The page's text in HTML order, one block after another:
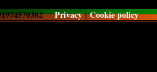
Privacy|Cookie policy